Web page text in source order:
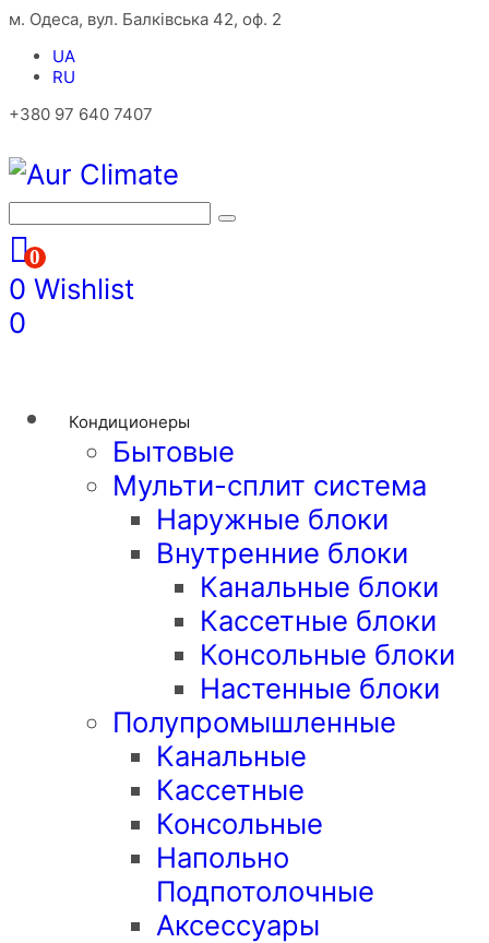
м. Одеса, вул. Балківська 42, оф. 2
UA
RU
+380 97 640 7407
0
0 Wishlist
0
Кондиционеры
Бытовые
Мульти-сплит система
Наружные блоки
Внутренние блоки
Канальные блоки
Кассетные блоки
Консольные блоки
Настенные блоки
Полупромышленные
Канальные
Кассетные
Консольные
Напольно
Подпотолочные
Аксессуары